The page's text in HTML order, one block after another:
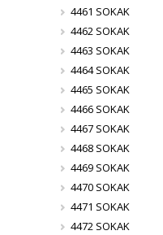
4461 SOKAK
4462 SOKAK
4463 SOKAK
4464 SOKAK
4465 SOKAK
4466 SOKAK
4467 SOKAK
4468 SOKAK
4469 SOKAK
4470 SOKAK
4471 SOKAK
4472 SOKAK